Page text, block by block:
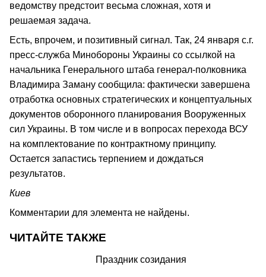
ведомству предстоит весьма сложная, хотя и
решаемая задача.
Есть, впрочем, и позитивный сигнал. Так, 24 января с.г.
пресс-служба Минобороны Украины со ссылкой на
начальника Генерального штаба генерал-полковника
Владимира Заману сообщила: фактически завершена
отработка основных стратегических и концептуальных
документов оборонного планирования Вооруженных
сил Украины. В том числе и в вопросах перехода ВСУ
на комплектование по контрактному принципу.
Остается запастись терпением и дождаться
результатов.
Киев
Комментарии для элемента не найдены.
ЧИТАЙТЕ ТАКЖЕ
Праздник созидания